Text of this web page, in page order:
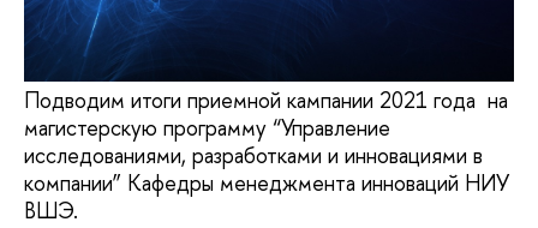
Подводим итоги приемной кампании 2021 года на
магистерскую программу “Управление
исследованиями, разработками и инновациями в
компании” Кафедры менеджмента инноваций НИУ
ВШЭ.